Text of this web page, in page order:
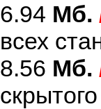
6.94 Мб.
всех
8.56 Мб.